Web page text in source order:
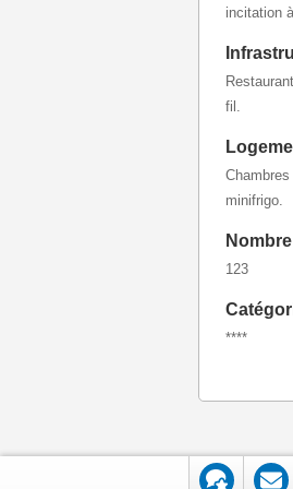
incitation
fil.
minifrigo.
123
****